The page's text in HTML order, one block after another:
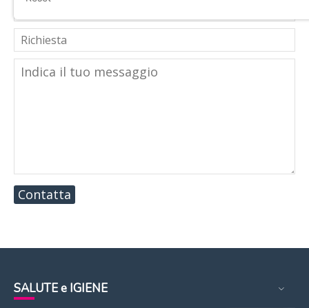
Contatta
SALUTE e IGIENE